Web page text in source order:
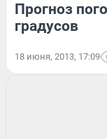
Прогноз
градусов
18 июня, 2013, 17:09